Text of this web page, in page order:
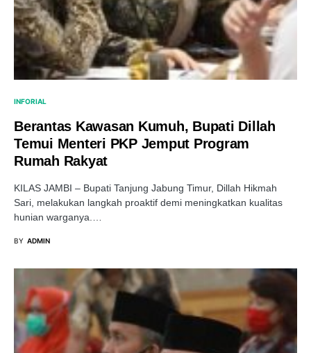
INFORIAL
Berantas Kawasan Kumuh, Bupati Dillah
Temui Menteri PKP Jemput Program
Rumah Rakyat
KILAS JAMBI – Bupati Tanjung Jabung Timur, Dillah Hikmah
Sari, melakukan langkah proaktif demi meningkatkan kualitas
hunian warganya.…
BY ADMIN